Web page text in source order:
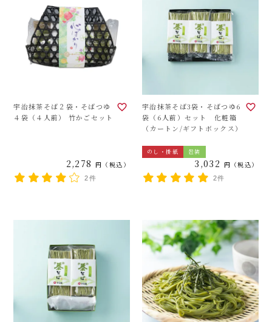
宇治抹茶そば２袋・そばつゆ
４袋（４人前） 竹かごセット
2,278 税込
2件
宇治抹茶そば3袋・そばつゆ6
袋（6人前）セット 化粧箱
（カートン/ギフトボックス）
のし・掛紙 包装
3,032 税込
2件